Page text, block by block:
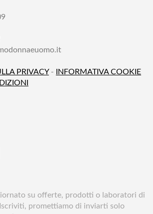
PRIVACY-
INFORMATIVA COOKIE
su offerte, prodotti o laboratori di
promettiamo di inviarti solo